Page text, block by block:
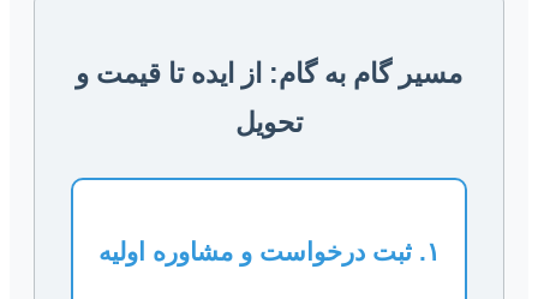
مسیر گام به گام: از ایده تا قیمت و
تحویل
۱. ثبت درخواست و مشاوره اولیه